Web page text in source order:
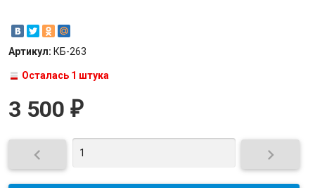
Артикул: КБ-263
Осталась 1 штука
3 500 ₽
 